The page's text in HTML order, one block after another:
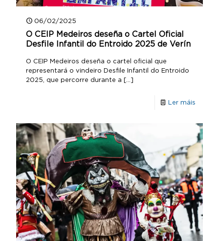
06/02/2025
O CEIP Medeiros deseña o Cartel Oficial
Desfile Infantil do Entroido 2025 de Verín
O CEIP Medeiros deseña o cartel oficial que
representará o vindeiro Desfile Infantil do Entroido
2025, que percorre durante a […]
Ler máis